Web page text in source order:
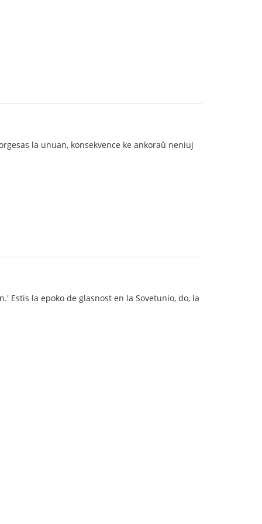
la unuan, konsekvence ke ankoraŭ neniuj
Estis la epoko de glasnost en la Sovetunio, do, la